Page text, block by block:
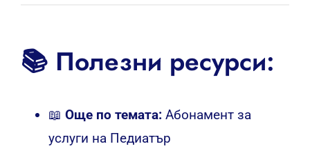
📚 Полезни ресурси:
📖 Още по темата: Абонамент за
услуги на Педиатър